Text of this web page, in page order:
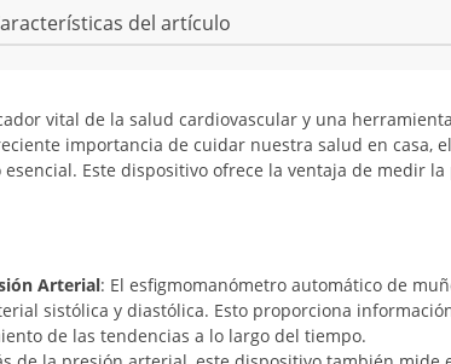
del artículo
vital de la salud cardiovascular y una
importancia de cuidar nuestra salud en casa,
Este dispositivo ofrece la ventaja de medir
Arterial: El esfigmomanómetro automático de
sistólica y diastólica. Esto proporciona
de las tendencias a lo largo del tiempo.